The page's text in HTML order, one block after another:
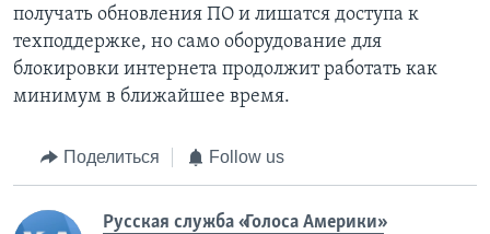
получать обновления ПО и лишатся доступа к
техподдержке, но само оборудование для
блокировки интернета продолжит работать как
минимум в ближайшее время.
Поделиться Follow us
Русская служба «Голоса Америки»